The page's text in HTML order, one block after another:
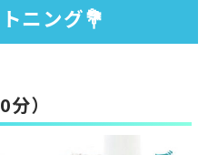
ニング💐
）